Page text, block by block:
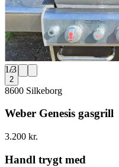
1/3
2
8600 Silkeborg
Weber Genesis gasgrill
3.200 kr.
Handl trygt med